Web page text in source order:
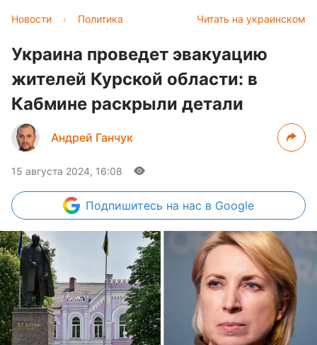
Читать на украинском
Новости › Политика
Украина проведет эвакуацию
жителей Курской области: в
Кабмине раскрыли детали
Андрей Ганчук
15 августа 2024, 16:08
Подпишитесь на нас в Google